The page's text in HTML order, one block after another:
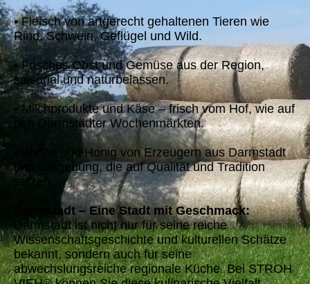
• Fleisch von artgerecht gehaltenen Tieren wie
Rind, Schwein, Geflügel und Wild.
• Frisches Obst und Gemüse aus der Region,
saisonal und naturbelassen.
• Milchprodukte und Käse – frisch vom Hof, wie auf
den Darmstädter Wochenmärkten.
• Weine und Honig von Erzeugern aus Darmstadt
und Umgebung, die auf Qualität und Tradition
setzen.
Darmstadt – Eine Stadt mit Geschmack:
Darmstadt ist nicht nur für seine reiche
Wissenschaftsgeschichte und kulturellen Schätze
bekannt, sondern auch für seine
abwechslungsreiche regionale Küche. Bei STROH